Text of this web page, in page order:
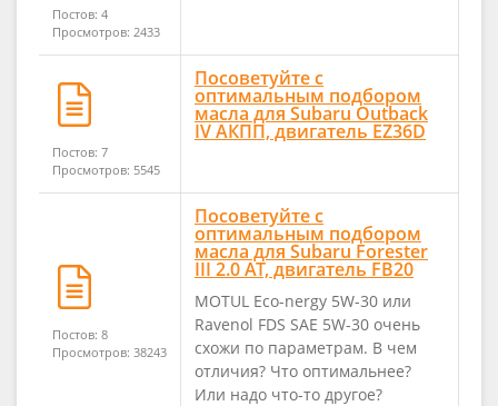
Постов: 4
Просмотров: 2433
Постов: 7
Просмотров: 5545
Посоветуйте с
оптимальным подбором
масла для Subaru Outback
IV АКПП, двигатель EZ36D
Постов: 8
Просмотров: 38243
Посоветуйте с
оптимальным подбором
масла для Subaru Forester
III 2.0 AT, двигатель FB20
MOTUL Eco-nergy 5W-30 или
Ravenol FDS SAE 5W-30 очень
схожи по параметрам. В чем
отличия? Что оптимальнее?
Или надо что-то другое?